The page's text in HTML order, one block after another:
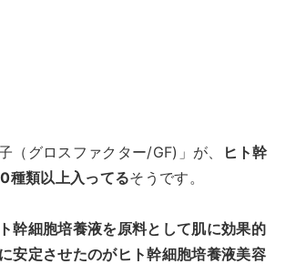
（グロスファクター/GF)」が、
ヒト幹
種類以上入ってるそうです。
幹細胞培養液を原料として肌に効果的
安定させたのがヒト幹細胞培養液美容